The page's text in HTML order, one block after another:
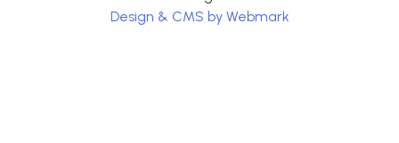
Design & CMS by Webmark